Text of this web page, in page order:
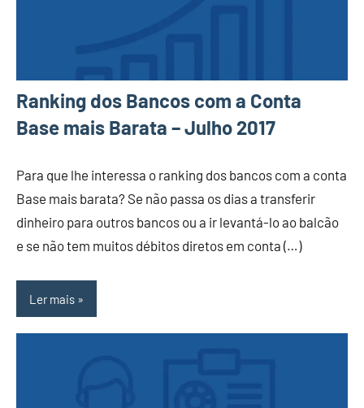
Ranking dos Bancos com a Conta
Base mais Barata – Julho 2017
Para que lhe interessa o ranking dos bancos com a conta
Base mais barata? Se não passa os dias a transferir
dinheiro para outros bancos ou a ir levantá-lo ao balcão
e se não tem muitos débitos diretos em conta (…)
Ler mais